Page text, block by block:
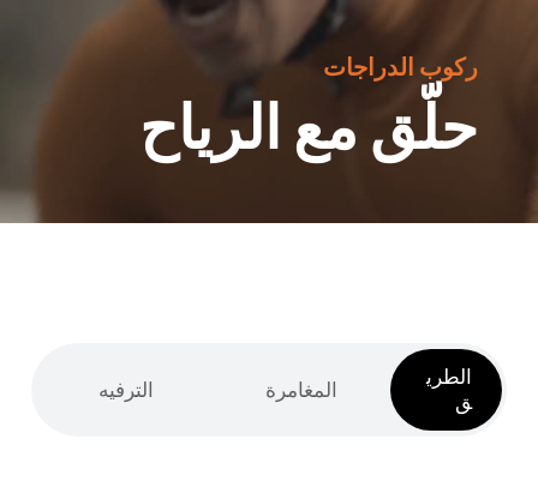
ركوب الدراجات
حلّق مع الرياح
الطري
ق
المغامرة الترفيه